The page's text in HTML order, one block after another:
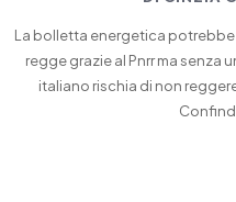
La bolletta energetica potrebbe
regge grazie al Pnrr ma senza
italiano rischia di non